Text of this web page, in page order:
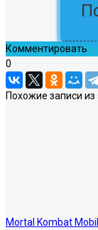
Комментировать
0
Похожие записи из
Mortal Kombat